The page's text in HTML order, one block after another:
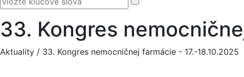
33. Kongres
Aktuality / 33. Kongres nemocničnej farmácie - 17.-18.10.2025